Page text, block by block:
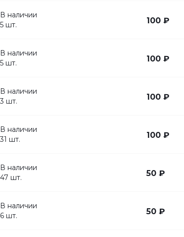
В наличии
5 шт.
100 ₽
В наличии
5 шт.
100 ₽
В наличии
3 шт.
100 ₽
В наличии
31 шт.
100 ₽
В наличии
47 шт.
50 ₽
В наличии
6 шт.
50 ₽